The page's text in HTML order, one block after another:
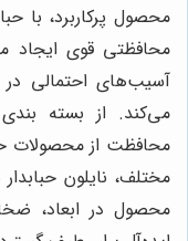
محصول پرکاربرد، با
محافظتی قوی ایجاد
آسیب‌های احتمالی
می‌کند. از بسته
محافظت از محصولات
مختلف، نایلون
محصول در ابعاد،